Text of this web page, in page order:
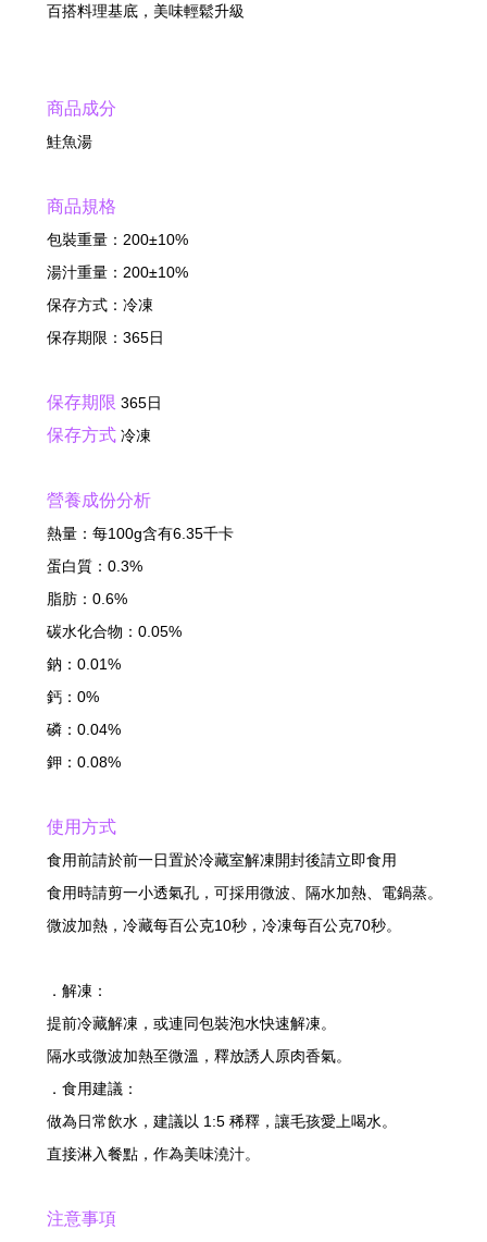
百搭料理基底，美味輕鬆升級
商品成分
鮭魚湯
商品規格
包裝重量：200±10%
湯汁重量：200±10%
保存方式：冷凍
保存期限：365日
保存期限 365日
保存方式 冷凍
營養成份分析
熱量：每100g含有6.35千卡
蛋白質：0.3%
脂肪：0.6%
碳水化合物：0.05%
鈉：0.01%
鈣：0%
磷：0.04%
鉀：0.08%
使用方式
食用前請於前一日置於冷藏室解凍開封後請立即食用
食用時請剪一小透氣孔，可採用微波、隔水加熱、電鍋蒸。
微波加熱，冷藏每百公克10秒，冷凍每百公克70秒。
．解凍：
提前冷藏解凍，或連同包裝泡水快速解凍。
隔水或微波加熱至微溫，釋放誘人原肉香氣。
．食用建議：
做為日常飲水，建議以 1:5 稀釋，讓毛孩愛上喝水。
直接淋入餐點，作為美味澆汁。
注意事項